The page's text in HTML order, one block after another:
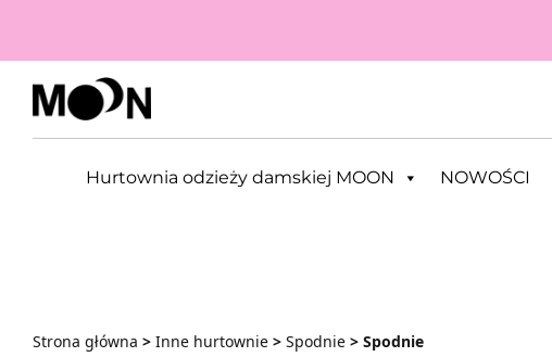
Przejdź do zawartości
Hurtownia odzieży damskiej MOON NOWOŚCI
Strona główna > Inne hurtownie > Spodnie > Spodnie